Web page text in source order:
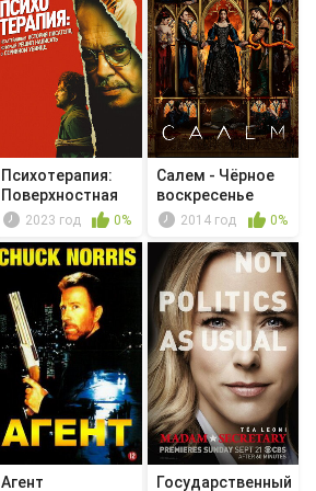
Психотерапия:
Поверхностная
история п...
2023 год 0%
Салем - Чёрное
воскресенье
2014 год 0%
Агент Государственный